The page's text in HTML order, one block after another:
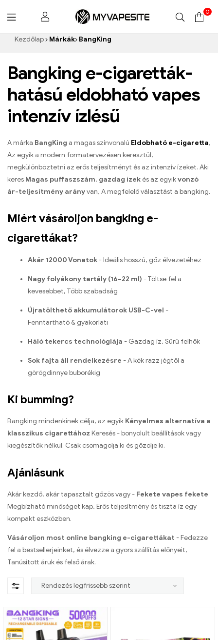
Myvapesite.de
0
Kezdőlap Márkák BangKing
Bangking e-cigaretták-
hatású eldobható vapes
intenzív ízlésű
A márka BangKing a magas színvonalú Eldobható e-cigaretta,
Az egyik a modern formatervezésen keresztül,
megkülönböztetni az erős teljesítményt és az intenzív ízeket. Aki
keres Magas puffaszszám, gazdag ízek és az egyikvonzó
ár-teljesítmény arányvan, A megfelelő választást a bangking.
Miért vásároljon bangking e-
cigarettákat?
Akár 12000 Vonatok - Ideális hosszú, gőz élvezetéhez
Nagy folyékony tartály (16–22 ml) - Töltse fel a
kevesebbet, Több szabadság
Újratölthető akkumulátorok USB-C-vel -
Fenntartható & gyakorlati
Háló tekercs technológiája - Gazdag íz, Sűrű felhők
Sok fajta áll rendelkezésre - A kék razz jégtől a
görögdinnye buborékig
Ki bumming?
Bangking mindenkinek célja, az egyik Kényelmes alternatíva a
klasszikus cigarettához Keresés - bonyolult beállítások vagy
kiegészítők nélkül. Csak csomagolja ki és gőzölje ki.
Ajánlásunk
Akár kezdő, akár tapasztalt gőzös vagy - Fekete vapes fekete
Megbízható minőséget kap, Erős teljesítmény és tiszta íz egy
kompakt eszközben.
Vásároljon most online bangking e-cigarettákat - Fedezze
fel a bestsellerjeinket, és élvezze a gyors szállítás előnyeit,
Tanúsított áruk és felső árak.